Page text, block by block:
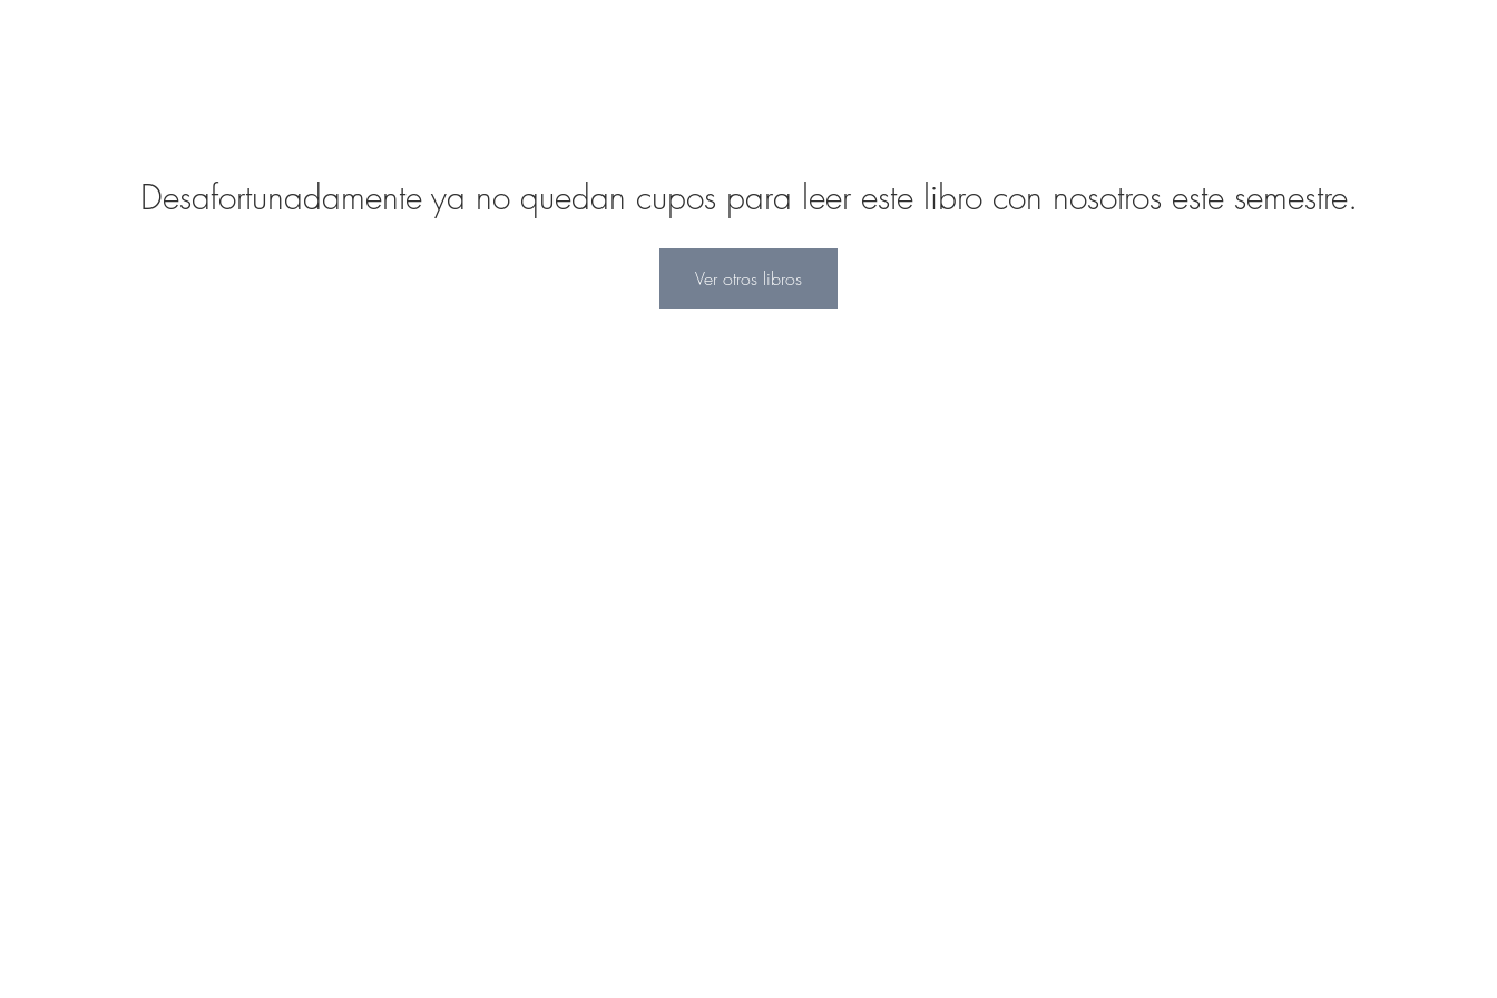
Desafortunadamente ya no quedan cupos para leer este libro con nosotros este semestre.
Ver otros libros